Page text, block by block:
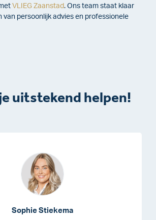
VLIEG Zaanstad. Ons team staat klaar
van persoonlijk advies en professionele
uitstekend helpen!
Sophie Stiekema